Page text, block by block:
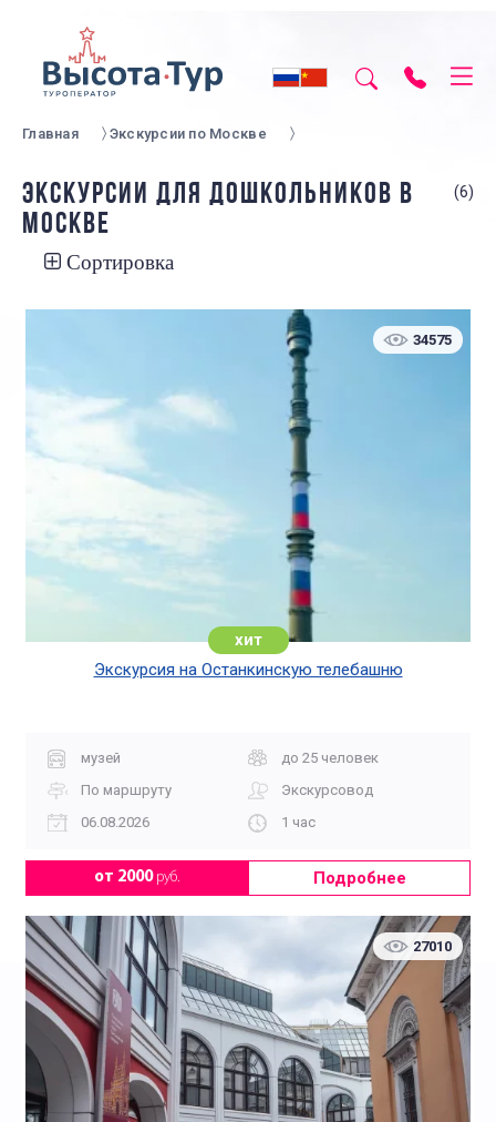
Главная Экскурсии по Москве
ЭКСКУРСИИ ДЛЯ ДОШКОЛЬНИКОВ В
МОСКВЕ
(6)
Сортировка
34575
хит
Экскурсия на Останкинскую телебашню
музей
до 25 человек
По маршруту
Экскурсовод
06.08.2026
1 час
от 2000руб. Подробнее
27010